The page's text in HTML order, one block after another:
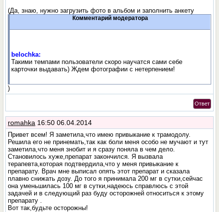
(Да, знаю, нужно загрузить фото в альбом и заполнить анкету
Комментарий модератора
belochka:
Такими темпами пользователи скоро научатся сами себе
карточки выдавать) Ждем фотографии с нетерпением!
)
Ответ
romahka 16:50 06.04.2014
Привет всем! Я заметила,что имею привыкание к трамодолу.
Решила его не принемать,так как боли меня особо не мучают и тут
заметила,что меня знобит и я сразу поняла в чем дело.
Становилось хуже,препарат закончился. Я вызвала
терапевта,которая подтвердила,что у меня привыкание к
препарату. Врач мне выписал опять этот препарат и сказала
плавно снижать дозу. До того я принимала 200 мг в сутки,сейчас
она уменьшилась 100 мг в сутки,надеюсь справлюсь с этой
задачей и в следующий раз буду осторожней относиться к этому
препарату .
Вот так,будьте осторожны!